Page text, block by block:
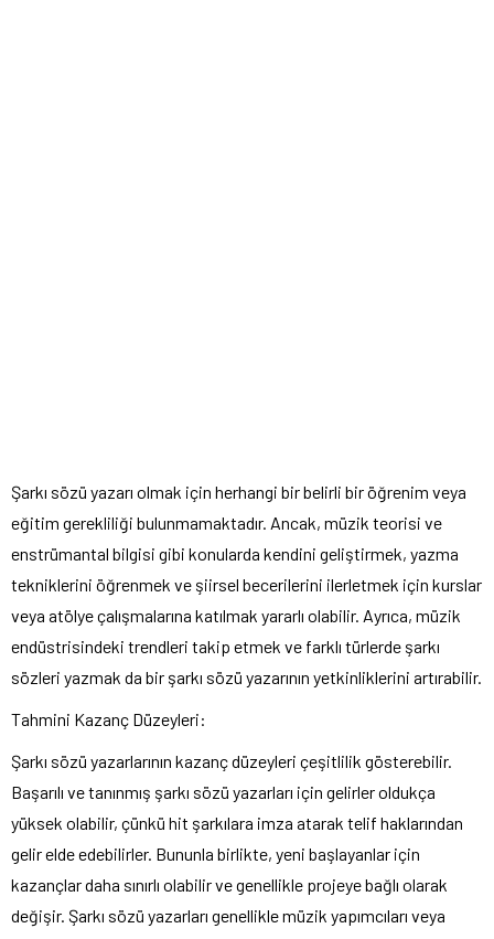
Şarkı sözü yazarı olmak için herhangi bir belirli bir öğrenim veya
eğitim gerekliliği bulunmamaktadır. Ancak, müzik teorisi ve
enstrümantal bilgisi gibi konularda kendini geliştirmek, yazma
tekniklerini öğrenmek ve şiirsel becerilerini ilerletmek için kurslar
veya atölye çalışmalarına katılmak yararlı olabilir. Ayrıca, müzik
endüstrisindeki trendleri takip etmek ve farklı türlerde şarkı
sözleri yazmak da bir şarkı sözü yazarının yetkinliklerini artırabilir.
Tahmini Kazanç Düzeyleri:
Şarkı sözü yazarlarının kazanç düzeyleri çeşitlilik gösterebilir.
Başarılı ve tanınmış şarkı sözü yazarları için gelirler oldukça
yüksek olabilir, çünkü hit şarkılara imza atarak telif haklarından
gelir elde edebilirler. Bununla birlikte, yeni başlayanlar için
kazançlar daha sınırlı olabilir ve genellikle projeye bağlı olarak
değişir. Şarkı sözü yazarları genellikle müzik yapımcıları veya